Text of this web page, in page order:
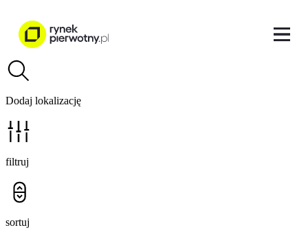
Dodaj lokalizację
filtruj
sortuj